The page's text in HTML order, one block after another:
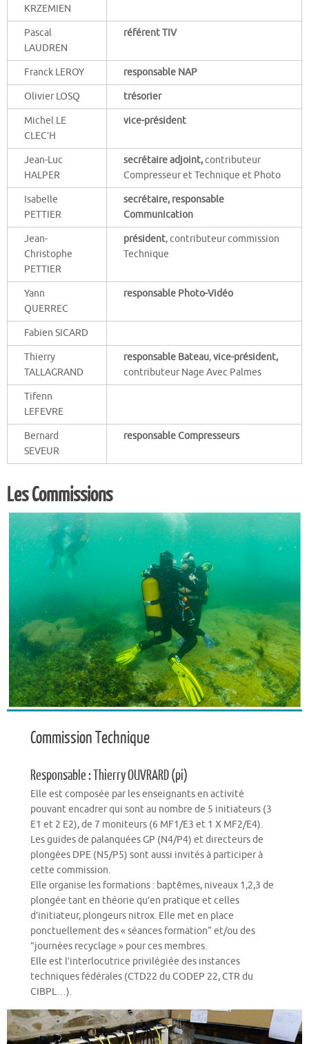
KRZEMIEN
Pascal
LAUDREN
référent TIV
Franck LEROY responsable NAP
Olivier LOSQ trésorier
Michel LE
CLEC’H
vice-président
Jean-Luc
HALPER
secrétaire adjoint,contributeur
Compresseur et Technique et Photo
Isabelle
PETTIER
secrétaire, responsable
Communication
Jean-
Christophe
PETTIER
président, contributeur commission
Technique
Yann
QUERREC
responsable Photo-Vidéo
Fabien SICARD
Thierry
TALLAGRAND
responsable Bateau,vice-président,
contributeur Nage Avec Palmes
Tifenn
LEFEVRE
Bernard
SEVEUR
responsable Compresseurs
Les Commissions
Commission Technique
Responsable : Thierry OUVRARD (pi)
Elle est composée par les enseignants en activité
pouvant encadrer qui sont au nombre de 5 initiateurs (3
E1 et 2 E2), de 7 moniteurs (6 MF1/E3 et 1 X MF2/E4).
Les guides de palanquées GP (N4/P4) et directeurs de
plongées DPE (N5/P5) sont aussi invités à participer à
cette commission.
Elle organise les formations : baptêmes, niveaux 1,2,3 de
plongée tant en théorie qu’en pratique et celles
d’initiateur, plongeurs nitrox. Elle met en place
ponctuellement des « séances formation“ et/ou des
”journées recyclage » pour ces membres.
Elle est l’interlocutrice privilégiée des instances
techniques fédérales (CTD22 du CODEP 22, CTR du
CIBPL…).